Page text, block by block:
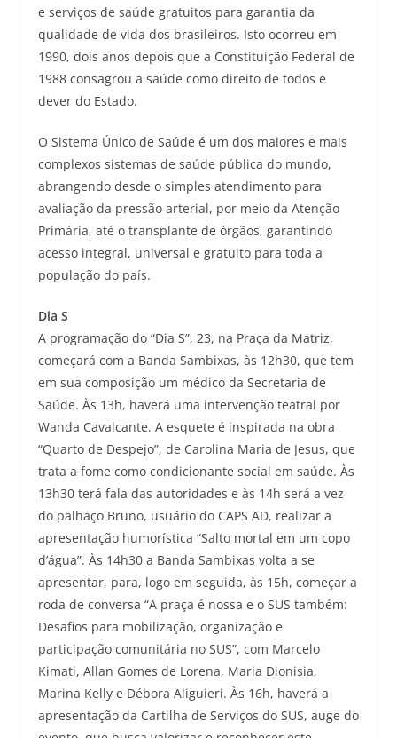
e serviços de saúde gratuitos para garantia da
qualidade de vida dos brasileiros. Isto ocorreu em
1990, dois anos depois que a Constituição Federal de
1988 consagrou a saúde como direito de todos e
dever do Estado.
O Sistema Único de Saúde é um dos maiores e mais
complexos sistemas de saúde pública do mundo,
abrangendo desde o simples atendimento para
avaliação da pressão arterial, por meio da Atenção
Primária, até o transplante de órgãos, garantindo
acesso integral, universal e gratuito para toda a
população do país.
Dia S
A programação do “Dia S”, 23, na Praça da Matriz,
começará com a Banda Sambixas, às 12h30, que tem
em sua composição um médico da Secretaria de
Saúde. Às 13h, haverá uma intervenção teatral por
Wanda Cavalcante. A esquete é inspirada na obra
“Quarto de Despejo”, de Carolina Maria de Jesus, que
trata a fome como condicionante social em saúde. Às
13h30 terá fala das autoridades e às 14h será a vez
do palhaço Bruno, usuário do CAPS AD, realizar a
apresentação humorística “Salto mortal em um copo
d’água”. Às 14h30 a Banda Sambixas volta a se
apresentar, para, logo em seguida, às 15h, começar a
roda de conversa “A praça é nossa e o SUS também:
Desafios para mobilização, organização e
participação comunitária no SUS”, com Marcelo
Kimati, Allan Gomes de Lorena, Maria Dionisia,
Marina Kelly e Débora Aliguieri. Às 16h, haverá a
apresentação da Cartilha de Serviços do SUS, auge do